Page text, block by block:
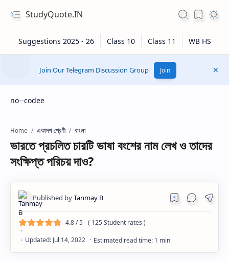
StudyQuote.IN
Join Our Telegram Discussion Group Join
no--codee
Home একাদশ শ্রেণী বাংলা
ভারতে প্রচলিত চারটি ভাষা বংশের নাম লেখ ও তাদের
সংক্ষিপ্ত পরিচয় দাও?
4.8/ 5 - ( 125Student rates )